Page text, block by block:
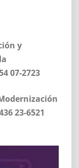
y
07-2723
23-6521